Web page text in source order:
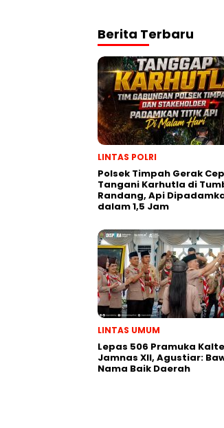
Berita Terbaru
LINTAS POLRI
Polsek Timpah Gerak
Tangani Karhutla di
Randang, Api
dalam 1,5 Jam
LINTAS UMUM
Lepas 506 Pramuka
Jamnas XII, Agustiar:
Nama Baik Daerah